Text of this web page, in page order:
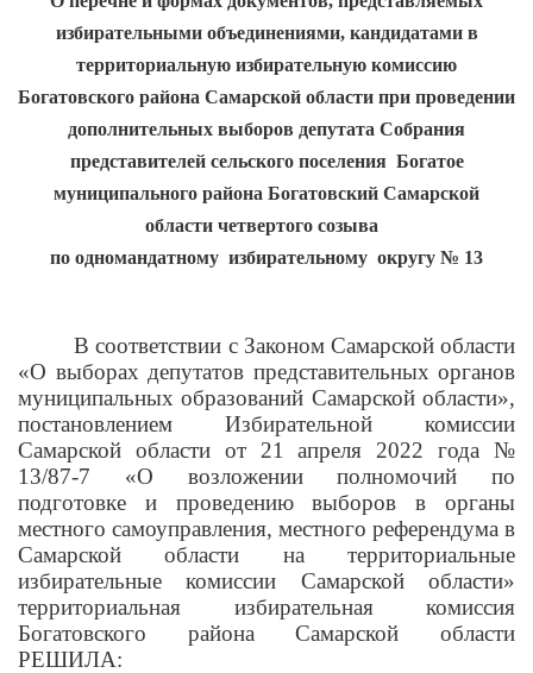
избирательными объединениями, кандидатами в
территориальную избирательную комиссию
Богатовского района Самарской области при проведении
дополнительных выборов депутата Собрания
представителей сельского поселения Богатое
муниципального района Богатовский Самарской
области четвертого созыва
по одномандатному избирательному округу № 13
В соответствии с Законом Самарской области
«О выборах депутатов представительных органов
муниципальных образований Самарской области»,
постановлением Избирательной комиссии
Самарской области от 21 апреля 2022 года №
13/87-7 «О возложении полномочий по
подготовке и проведению выборов в органы
местного самоуправления, местного референдума в
Самарской области на территориальные
избирательные комиссии Самарской области»
территориальная избирательная комиссия
Богатовского района Самарской области
РЕШИЛА: